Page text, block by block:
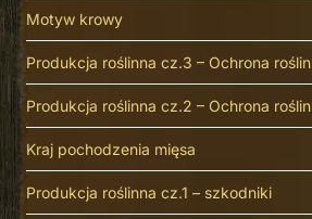
Motyw krowy
Produkcja roślinna cz.3 – Ochrona roślin
Produkcja roślinna cz.2 – Ochrona roślin
Kraj pochodzenia mięsa
Produkcja roślinna cz.1 – szkodniki